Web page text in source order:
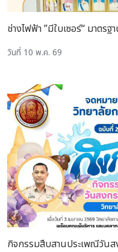
ช่างไฟฟ้า ”มีใบเซอร์“ มาตร
วันที่ 10 พ.ค. 69
กิจกรรมสืบสานประเพณีวันส